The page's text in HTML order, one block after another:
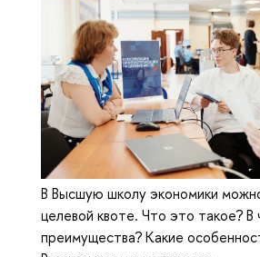
В Высшую школу экономики
целевой квоте. Что это такое? В
преимущества? Какие